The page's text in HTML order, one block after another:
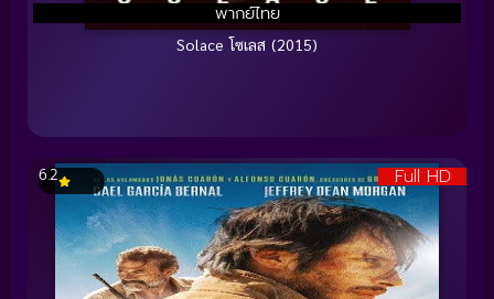
พากย์ไทย
Solace โซเลส (2015)
Full HD
6.2